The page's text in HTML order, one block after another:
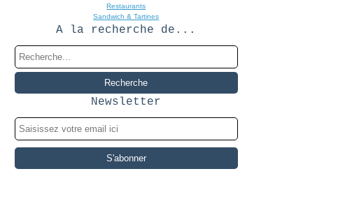
Restaurants
Sandwich & Tartines
A la recherche de...
Newsletter